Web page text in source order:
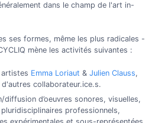
dans le champ de l'art in-
ses formes, même les plus radicales -
mène les activités suivantes :
Emma Loriaut & Julien Clauss,
collaborateur.ice.s.
d’oeuvres sonores, visuelles,
professionnels,